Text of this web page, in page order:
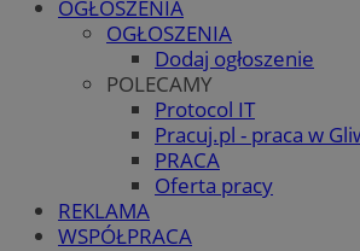
OGŁOSZENIA
OGŁOSZENIA
Dodaj ogłoszenie
POLECAMY
Protocol IT
Pracuj.pl - praca w
PRACA
Oferta pracy
REKLAMA
WSPÓŁPRACA